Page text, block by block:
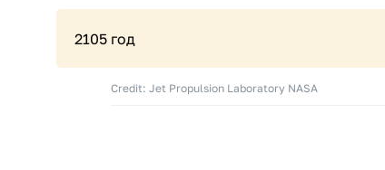
2105 год
Credit: Jet Propulsion Laboratory NASA